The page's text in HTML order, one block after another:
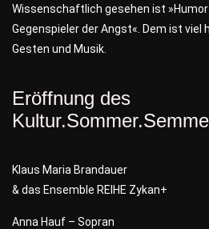
Wissenschaftlich gesehen ist
Gegenspieler der Angst«. Dem ist viel
Gesten und Musik.
Eröffnung des
Klaus Maria Brandauer
& das Ensemble REIHE Zykan+
Anna Hauf – Sopran